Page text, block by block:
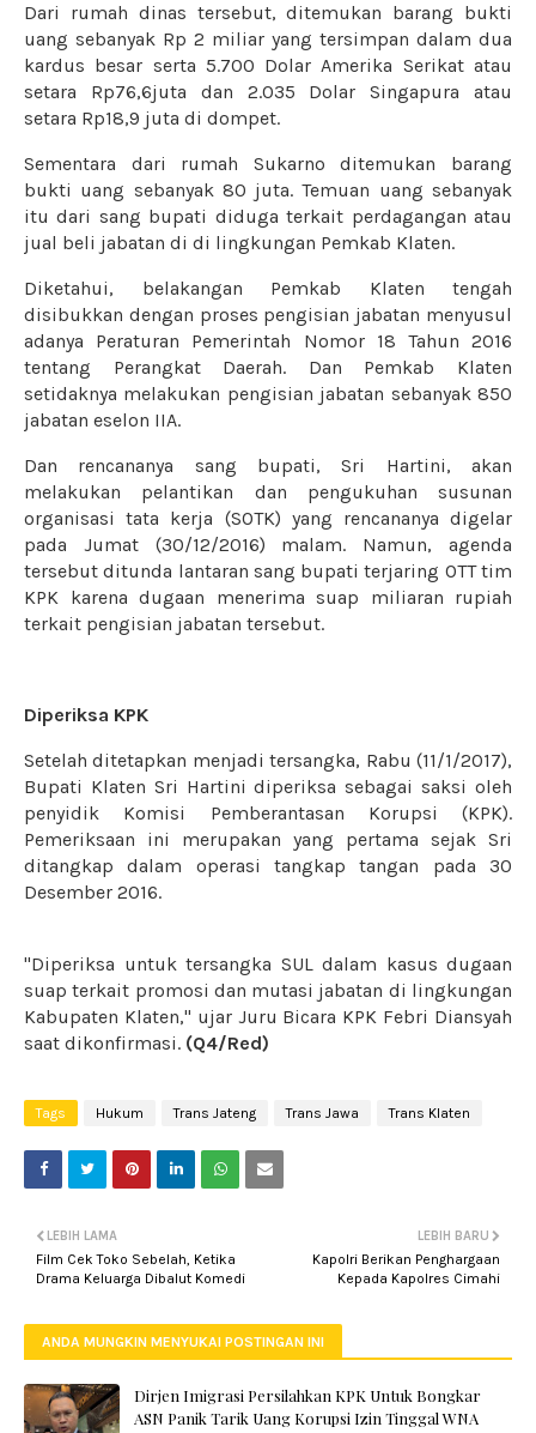
Dari rumah dinas tersebut, ditemukan barang bukti
uang sebanyak Rp 2 miliar yang tersimpan dalam dua
kardus besar serta 5.700 Dolar Amerika Serikat atau
setara Rp76,6juta dan 2.035 Dolar Singapura atau
setara Rp18,9 juta di dompet.
Sementara dari rumah Sukarno ditemukan barang
bukti uang sebanyak 80 juta. Temuan uang sebanyak
itu dari sang bupati diduga terkait perdagangan atau
jual beli jabatan di di lingkungan Pemkab Klaten.
Diketahui, belakangan Pemkab Klaten tengah
disibukkan dengan proses pengisian jabatan menyusul
adanya Peraturan Pemerintah Nomor 18 Tahun 2016
tentang Perangkat Daerah. Dan Pemkab Klaten
setidaknya melakukan pengisian jabatan sebanyak 850
jabatan eselon IIA.
Dan rencananya sang bupati, Sri Hartini, akan
melakukan pelantikan dan pengukuhan susunan
organisasi tata kerja (SOTK) yang rencananya digelar
pada Jumat (30/12/2016) malam. Namun, agenda
tersebut ditunda lantaran sang bupati terjaring OTT tim
KPK karena dugaan menerima suap miliaran rupiah
terkait pengisian jabatan tersebut.
Diperiksa KPK
Setelah ditetapkan menjadi tersangka, Rabu (11/1/2017),
Bupati Klaten Sri Hartini diperiksa sebagai saksi oleh
penyidik Komisi Pemberantasan Korupsi (KPK).
Pemeriksaan ini merupakan yang pertama sejak Sri
ditangkap dalam operasi tangkap tangan pada 30
Desember 2016.
"Diperiksa untuk tersangka SUL dalam kasus dugaan
suap terkait promosi dan mutasi jabatan di lingkungan
Kabupaten Klaten," ujar Juru Bicara KPK Febri Diansyah
saat dikonfirmasi. (Q4/Red)
Tags Hukum Trans Jateng Trans Jawa Trans Klaten
LEBIH BARU
Kapolri Berikan Penghargaan
Kepada Kapolres Cimahi
LEBIH LAMA
Film Cek Toko Sebelah, Ketika
Drama Keluarga Dibalut Komedi
ANDA MUNGKIN MENYUKAI POSTINGAN INI
Dirjen Imigrasi Persilahkan KPK Untuk Bongkar
ASN Panik Tarik Uang Korupsi Izin Tinggal WNA